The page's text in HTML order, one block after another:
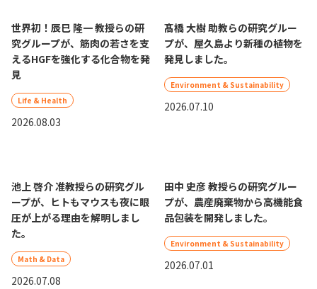
世界初！辰巳 隆一 教授らの研
究グループが、筋肉の若さを支
えるHGFを強化する化合物を発
見
Life & Health
2026.08.03
髙橋 大樹 助教らの研究グルー
プが、屋久島より新種の植物を
発見しました。
Environment & Sustainability
2026.07.10
池上 啓介 准教授らの研究グル
ープが、ヒトもマウスも夜に眼
圧が上がる理由を解明しまし
た。
Math & Data
2026.07.08
田中 史彦 教授らの研究グルー
プが、農産廃棄物から高機能食
品包装を開発しました。
Environment & Sustainability
2026.07.01